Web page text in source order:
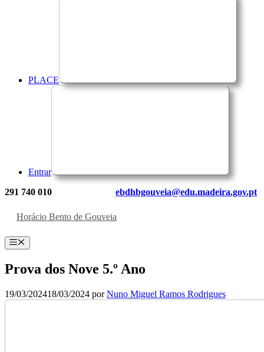
PLACE
Entrar
291 740 010 ebdhbgouveia@edu.madeira.gov.pt
Horácio Bento de Gouveia
Menu
Prova dos Nove 5.º Ano
19/03/202418/03/2024 porNuno Miguel Ramos Rodrigues